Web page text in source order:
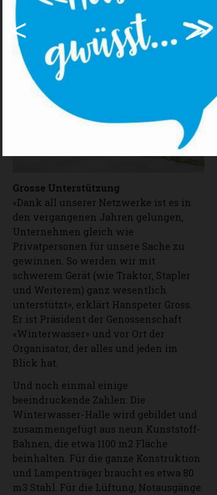
Grosse Unterstützung
«Dank all unserer Netzwerke ist es in
den vergangenen Jahren gelungen,
Unternehmen gleich wie
Privatpersonen für unsere Sache zu
gewinnen. So werden wir mit
schwerem Gerät (wie Traktor, Stapler
und Weiterem) ganz wesentlich
unterstützt», erklärt Hanspeter Gross.
Er ist Präsident der Genossenschaft
«Winterwasser» und vor Ort der
Organisator, der alles und jeden im
Blick hat.
Und noch einmal einige
beeindruckende Zahlen: Die
Winterwasser-Halle wird gebildet und
zusammengefügt aus neun Kunststoff-
Bahnen, die etwa 1100 m2 Fläche
beinhalten. Für die ganze Konstruktion
und Lampenträger braucht es etwa 80
m3 Stahl. Für die Lüftung, Notausgänge
< >